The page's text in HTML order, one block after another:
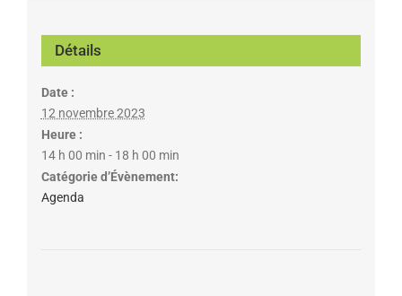
Détails
Date :
12 novembre 2023
Heure :
14 h 00 min - 18 h 00 min
Catégorie d’Évènement:
Agenda